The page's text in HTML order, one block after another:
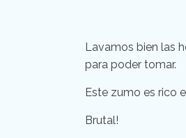
Lavamos bien las
para poder tomar.
Este zumo es rico
Brutal!